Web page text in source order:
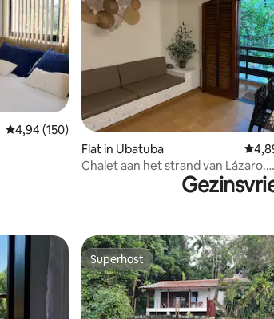
Gemiddelde beoordeling van 4,94 op 5, 150
4,94 (150)
Flat in Ubatuba
Chalet aan het strand van Lázaro.
Zwembad en airconditioning
Superhost
Superhost